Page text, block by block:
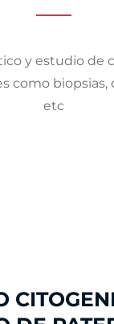
y estudio de
como biopsias,
etc